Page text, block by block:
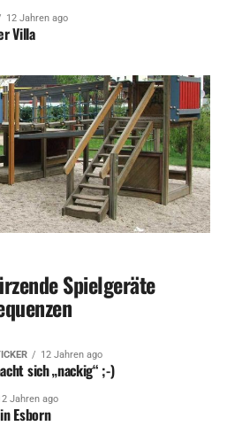
12 Jahren ago
Villa
Spielgeräte
12 Jahren ago
sich „nackig“ ;-)
Jahren ago
Esborn